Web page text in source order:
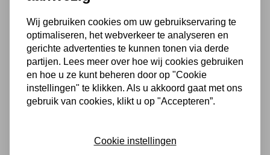
Acculader 6 / 12 V 1 - 230 Ah
160,93
133,00 excl. BTW
Wij gebruiken cookies om uw gebruikservaring te
optimaliseren, het webverkeer te analyseren en
gerichte advertenties te kunnen tonen via derde
partijen. Lees meer over hoe wij cookies gebruiken
en hoe u ze kunt beheren door op "Cookie
instellingen" te klikken. Als u akkoord gaat met ons
gebruik van cookies, klikt u op "Accepteren”.
Cookie instellingen